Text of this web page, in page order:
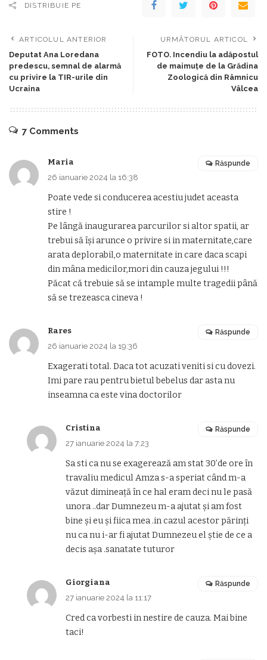
DISTRIBUIE PE
ARTICOLUL ANTERIOR
Deputat Ana Loredana
predescu, semnal de alarmă
cu privire la TIR-urile din
Ucraina
URMĂTORUL ARTICOL
FOTO. Incendiu la adăpostul
de maimuțe de la Grădina
Zoologică din Râmnicu
Vâlcea
7 Comments
Maria
26 ianuarie 2024 la 16:38
Poate vede si conducerea acestiu judet aceasta
stire !
Pe lângă inaugurarea parcurilor si altor spatii, ar
trebui să își arunce o privire si in maternitate,care
arata deplorabil,o maternitate in care daca scapi
din mâna medicilor,mori din cauza jegului !!!
Păcat că trebuie să se intample multe tragedii până
să se trezeasca cineva !
Răspunde
Rares
26 ianuarie 2024 la 19:36
Exagerati total. Daca tot acuzati veniti si cu dovezi.
Imi pare rau pentru bietul bebelus dar asta nu
inseamna ca este vina doctorilor
Răspunde
Cristina
27 ianuarie 2024 la 7:23
Sa sti ca nu se exagerează am stat 30’de ore în
travaliu medicul Amza s-a speriat când m-a
văzut dimineață în ce hal eram deci nu le pasă
unora ..dar Dumnezeu m-a ajutat și am fost
bine și eu și fiica mea .in cazul acestor părinți
nu ca nu i-ar fi ajutat Dumnezeu el știe de ce a
decis așa .sanatate tuturor
Răspunde
Giorgiana
27 ianuarie 2024 la 11:17
Cred ca vorbesti in nestire de cauza. Mai bine
taci!
Răspunde